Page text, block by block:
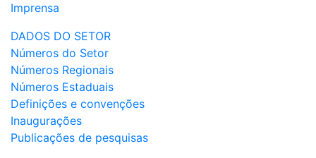
Imprensa
DADOS DO SETOR
Números do Setor
Números Regionais
Números Estaduais
Definições e convenções
Inaugurações
Publicações de pesquisas